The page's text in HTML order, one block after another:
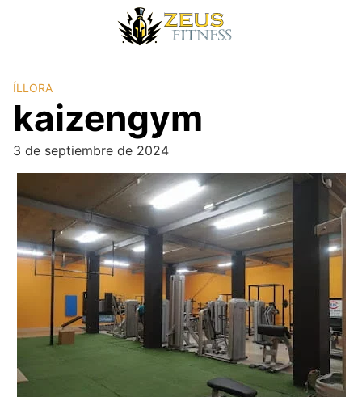
ÍLLORA
kaizengym
3 de septiembre de 2024